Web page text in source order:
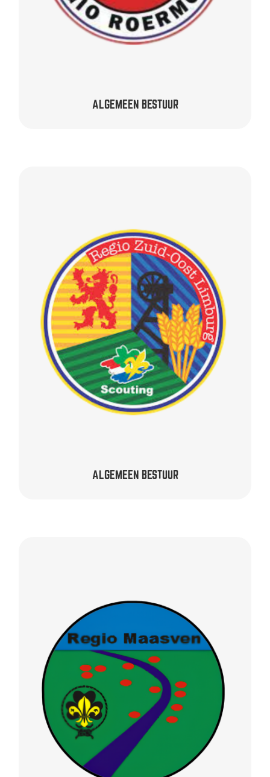
ALGEMEEN BESTUUR
ALGEMEEN BESTUUR
REGIO ZUID-OOST LIMBURG
Evelien van Limbeek –
onbezoldigd
REGIO MAASVEN
Goof van Griensven –
onbezoldigd